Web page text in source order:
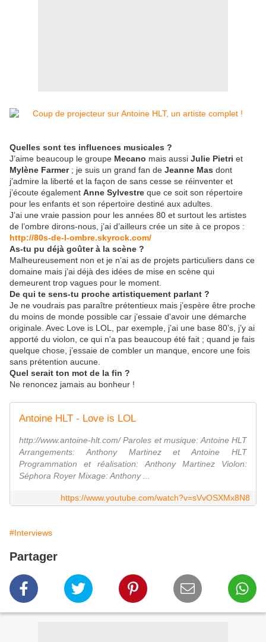
Quelles sont tes influences musicales ?
J’aime beaucoup le groupe Mecano mais aussi Julie Pietri et
Mylène Farmer; je suis un grand fan de Jeanne Mas dont
j’admire la liberté et la façon de sans cesse se réinventer et
j’écoute également Anne Sylvestre que ce soit son répertoire
pour les enfants et son répertoire destiné aux adultes.
J’ai une vraie passion pour les années 80 et surtout les artistes
de l’ombre dirons-nous, j’ai d’ailleurs crée un site à ce propos :
http://80s-de-l-ombre.skyrock.com/
As-tu pu déjà goûter à la scène ?
Malheureusement non et je n’ai as de projets particuliers dans ce
domaine mais j’ai déjà des idées de mise en scène qui
demeurent trop vagues pour le moment.
De qui te sens-tu proche artistiquement parlant ?
Je ne voudrais pas paraître prétentieux mais j’espère être proche
du moins de monde possible car j’essaie d'avoir une démarche
originale. Avec Love is LOL, par exemple, j’ai une base 80’s, j’y ai
apporté du violon, ce qui n'a pas beaucoup été fait ; quand je fais
quelque chose, j’essaie de combler un manque, encore une fois
sans prétention aucune.
Quel serait ton mot de la fin ?
Ne renoncez jamais au bonheur !
Antoine HLT - Love is LOL
http://www.antoine-hlt.com/ Paroles et musique: Antoine HLT
Arrangements: Anthony Martinez et Antoine HLT
Programmation et réalisation: Anthony Martinez Violon:
Séphora Royer Mixage: Anthony ...
https://www.youtube.com/watch?v=sVvOSXMx8N8
#Interviews
Partager